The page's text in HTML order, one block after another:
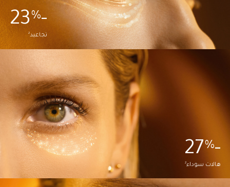
-23
%
تجاعيد2
-27
%
هالات سوداء2